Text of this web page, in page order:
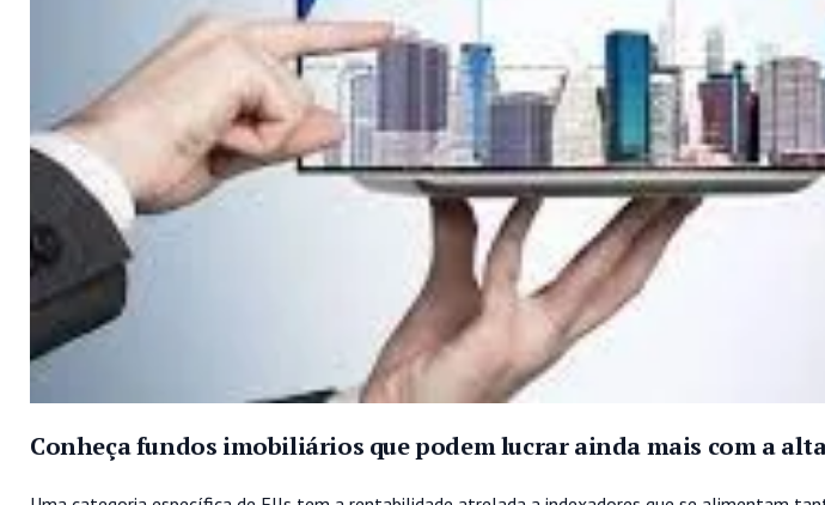
Conheça fundos imobiliários que podem lucrar ainda mais com a